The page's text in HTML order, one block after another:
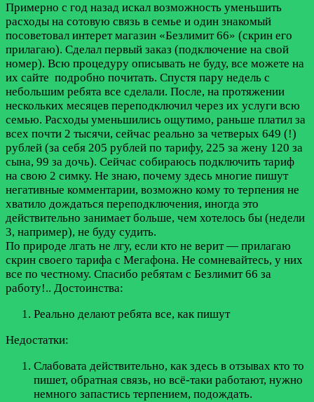
Примерно с год назад искал возможность уменьшить
расходы на сотовую связь в семье и один знакомый
посоветовал интерет магазин «Безлимит 66» (скрин его
прилагаю). Сделал первый заказ (подключение на свой
номер). Всю процедуру описывать не буду, все можете на
их сайте подробно почитать. Спустя пару недель с
небольшим ребята все сделали. После, на протяжении
нескольких месяцев переподключил через их услуги всю
семью. Расходы уменьшились ощутимо, раньше платил за
всех почти 2 тысячи, сейчас реально за четверых 649 (!)
рублей (за себя 205 рублей по тарифу, 225 за жену 120 за
сына, 99 за дочь). Сейчас собираюсь подключить тариф
на свою 2 симку. Не знаю, почему здесь многие пишут
негативные комментарии, возможно кому то терпения не
хватило дождаться переподключения, иногда это
действительно занимает больше, чем хотелось бы (недели
3, например), не буду судить.
По природе лгать не лгу, если кто не верит — прилагаю
скрин своего тарифа с Мегафона. Не сомневайтесь, у них
все по честному. Спасибо ребятам с Безлимит 66 за
работу!.. Достоинства:
Реально делают ребята все, как пишут
Недостатки:
Слабовата действительно, как здесь в отзывах кто то
пишет, обратная связь, но всё-таки работают, нужно
немного запастись терпением, подождать.